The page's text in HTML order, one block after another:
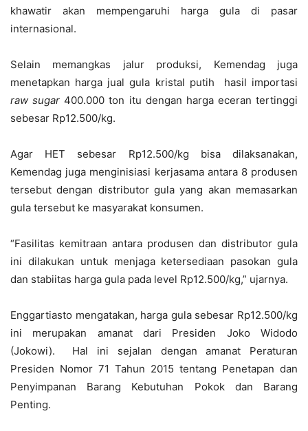
khawatir akan mempengaruhi harga gula di pasar
internasional.
Selain memangkas jalur produksi, Kemendag juga
menetapkan harga jual gula kristal putih hasil importasi
raw sugar 400.000 ton itu dengan harga eceran tertinggi
sebesar Rp12.500/kg.
Agar HET sebesar Rp12.500/kg bisa dilaksanakan,
Kemendag juga menginisiasi kerjasama antara 8 produsen
tersebut dengan distributor gula yang akan memasarkan
gula tersebut ke masyarakat konsumen.
“Fasilitas kemitraan antara produsen dan distributor gula
ini dilakukan untuk menjaga ketersediaan pasokan gula
dan stabiitas harga gula pada level Rp12.500/kg,” ujarnya.
Enggartiasto mengatakan, ‎harga gula sebesar Rp12.500/kg
ini merupakan amanat dari Presiden Joko Widodo
(Jokowi). Hal ini sejalan dengan amanat Peraturan
Presiden Nomor 71 Tahun 2015 tentang Penetapan dan
Penyimpanan Barang Kebutuhan Pokok dan Barang
Penting.